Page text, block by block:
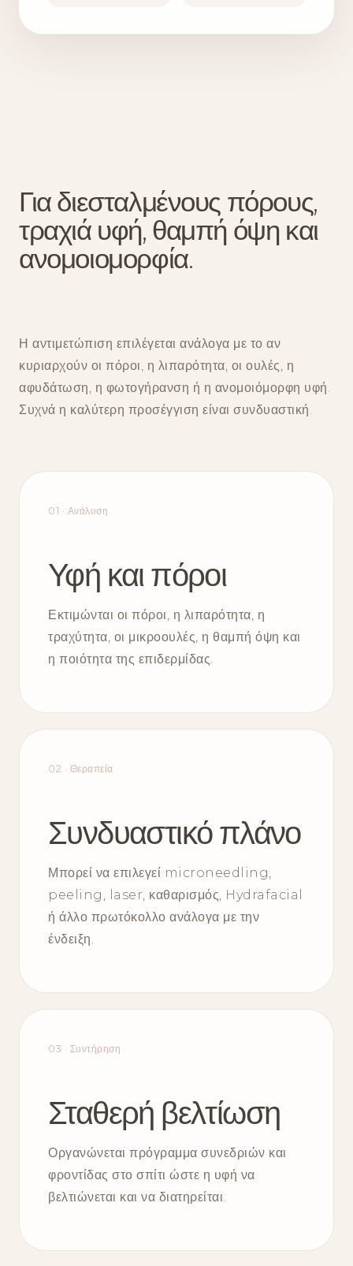
Για διεσταλμένους πόρους,
τραχιά υφή, θαμπή όψη και
ανομοιομορφία.
Η αντιμετώπιση επιλέγεται ανάλογα με το αν
κυριαρχούν οι πόροι, η λιπαρότητα, οι ουλές, η
αφυδάτωση, η φωτογήρανση ή η ανομοιόμορφη υφή.
Συχνά η καλύτερη προσέγγιση είναι συνδυαστική.
01 · Ανάλυση
Υφή και πόροι
Εκτιμώνται οι πόροι, η λιπαρότητα, η
τραχύτητα, οι μικροουλές, η θαμπή όψη και
η ποιότητα της επιδερμίδας.
02 · Θεραπεία
Συνδυαστικό πλάνο
Μπορεί να επιλεγεί microneedling,
peeling, laser, καθαρισμός, Hydrafacial
ή άλλο πρωτόκολλο ανάλογα με την
ένδειξη.
03 · Συντήρηση
Σταθερή βελτίωση
Οργανώνεται πρόγραμμα συνεδριών και
φροντίδας στο σπίτι ώστε η υφή να
βελτιώνεται και να διατηρείται.